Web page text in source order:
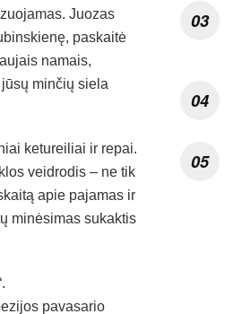
Juozas
paskaitė
namais,
minčių siela
ketureiliai ir repai.
veidrodis – ne tik
apie pajamas ir
minėsimas sukaktis
pavasario